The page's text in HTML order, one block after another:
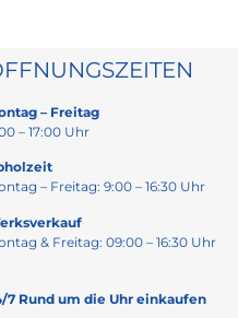
– Freitag
– 17:00 Uhr
– Freitag: 9:00 – 16:30 Uhr
& Freitag: 09:00 – 16:30 Uhr
7 Rund um die Uhr einkaufen